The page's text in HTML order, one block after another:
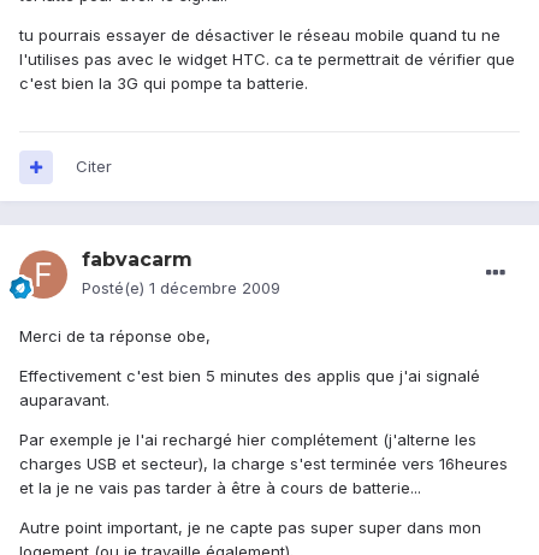
tu pourrais essayer de désactiver le réseau mobile quand tu ne
l'utilises pas avec le widget HTC. ca te permettrait de vérifier que
c'est bien la 3G qui pompe ta batterie.
Citer
fabvacarm
Posté(e) 1 décembre 2009
Merci de ta réponse obe,
Effectivement c'est bien 5 minutes des applis que j'ai signalé
auparavant.
Par exemple je l'ai rechargé hier complétement (j'alterne les
charges USB et secteur), la charge s'est terminée vers 16heures
et la je ne vais pas tarder à être à cours de batterie...
Autre point important, je ne capte pas super super dans mon